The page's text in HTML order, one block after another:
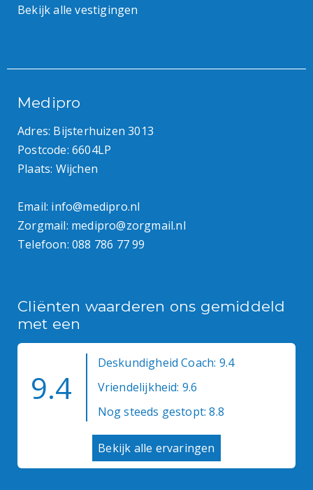
Bekijk alle vestigingen
Medipro
Adres: Bijsterhuizen 3013
Postcode: 6604LP
Plaats: Wijchen
Email: info@medipro.nl
Zorgmail: medipro@zorgmail.nl
Telefoon: 088 786 77 99
Cliënten waarderen ons gemiddeld
met een
9.4
Deskundigheid Coach: 9.4
Vriendelijkheid: 9.6
Nog steeds gestopt: 8.8
Bekijk alle ervaringen